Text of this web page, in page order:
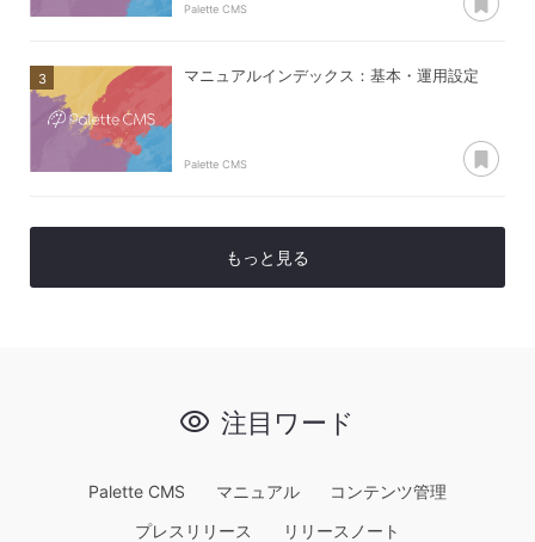
Palette CMS
マニュアルインデックス：基本・運用設定
Palette CMS
もっと見る
注目ワード
Palette CMS マニュアル
コンテンツ管理
プレスリリース
リリースノート